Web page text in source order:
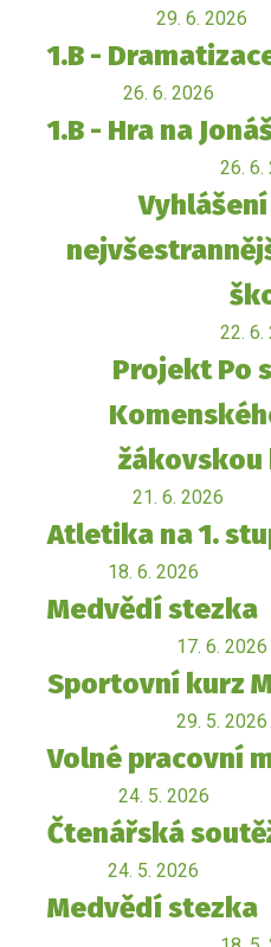
29. 6. 2026
1.B -
26. 6. 2026
1.B - Hra na
26. 6.
22. 6.
Projekt Po
21. 6. 2026
Atletika na 1.
18. 6. 2026
Medvědí stezka
17. 6. 2026
Sportovní kurz
29. 5. 2026
Volné pracovní
24. 5. 2026
Čtenářská
24. 5. 2026
Medvědí stezka